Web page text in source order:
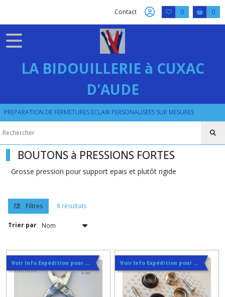
Contact 0 0
LA BIDOUILLERIE à CUXAC
D'AUDE
PREPARATION DE FERMETURES ECLAIR PERSONALISEES SUR MESURES
BOUTONS à PRESSIONS FORTES
Grosse pression pour support epais et plutôt rigide
Filtres 8 résultats
Trier par
Voir Info Expédition pour Régler les Frais de Port au Meilleur Prix , En haut d'ecran à Droite Voir Info Expédition pour Régler les Frais de Port au Meilleur Prix , En haut d'ecran à Droite
FILTRES
RIVET
OEILLET
à
PRESSIONS
FORTES
les
résultats